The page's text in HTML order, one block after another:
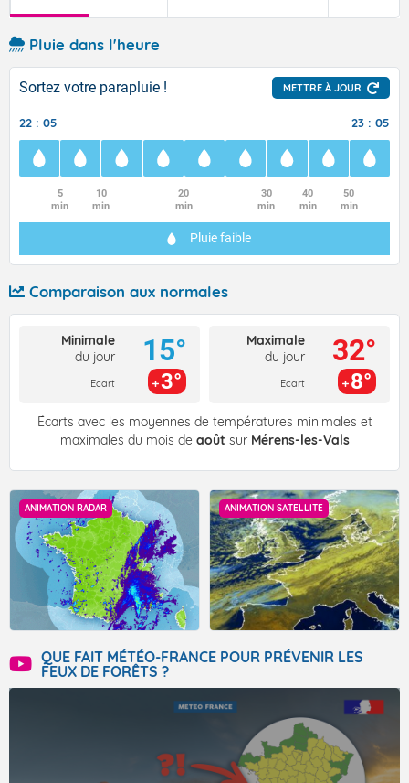
Pluie dans l'heure
Sortez votre parapluie ! METTRE À JOUR
22 : 05 23 : 05
5
min
10
min
20
min
30
min
40
min
50
min
Pluie faible
Comparaison aux normales
Minimale
du jour
Ecart
15°
3°
Maximale
du jour
Ecart
32°
8°
Écarts avec les moyennes de températures minimales et
maximales du mois de août sur Mérens-les-Vals
ANIMATION RADAR ANIMATION SATELLITE
QUE FAIT MÉTÉO-FRANCE POUR PRÉVENIR LES
FEUX DE FORÊTS ?